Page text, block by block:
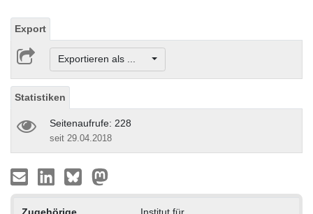
Export
Exportieren als ...
Statistiken
Seitenaufrufe: 228
seit 29.04.2018
Zugehörige
Institut für